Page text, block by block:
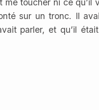
toucher ni ce
sur un tronc. Il
parler, et qu’il